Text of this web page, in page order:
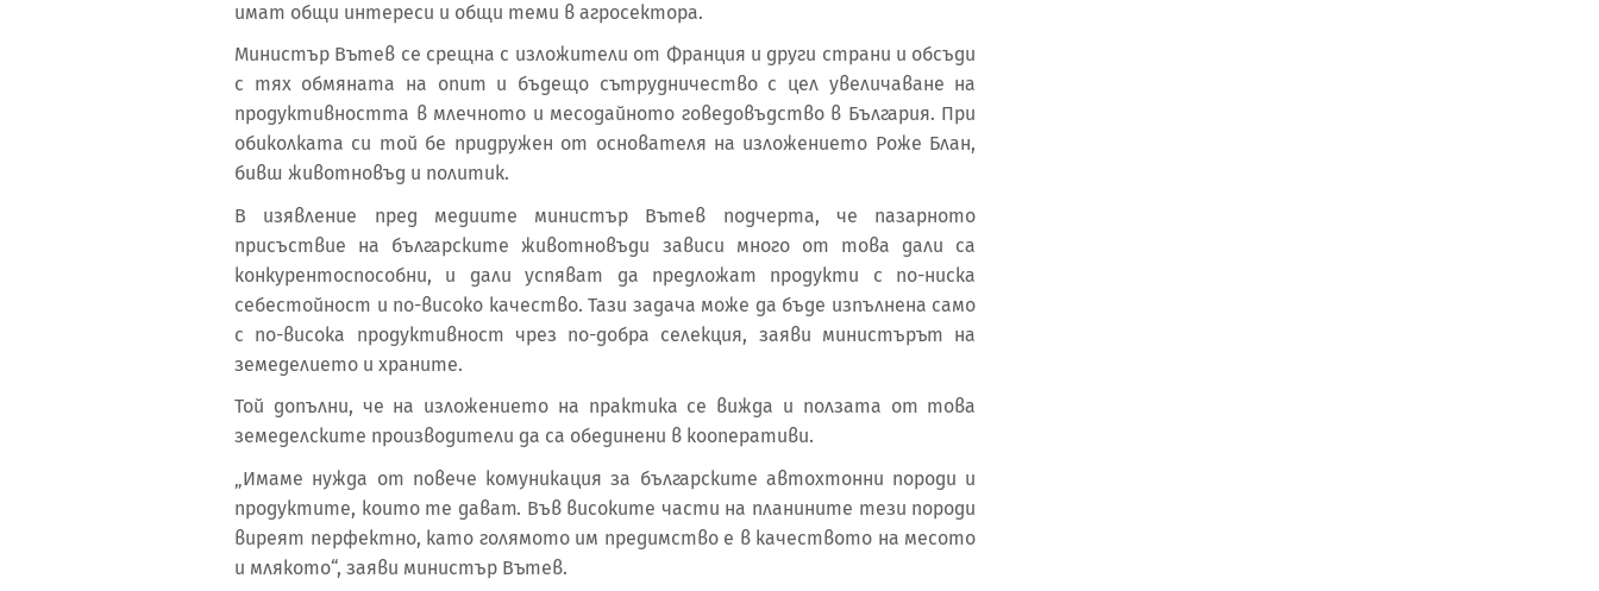
имат общи интереси и общи теми в агросектора.
Министър Вътев се срещна с изложители от Франция и други страни и обсъди
с тях обмяната на опит и бъдещо сътрудничество с цел увеличаване на
продуктивността в млечното и месодайното говедовъдство в България. При
обиколката си той бе придружен от основателя на изложението Роже Блан,
бивш животновъд и политик.
В изявление пред медиите министър Вътев подчерта, че пазарното
присъствие на българските животновъди зависи много от това дали са
конкурентоспособни, и дали успяват да предложат продукти с по-ниска
себестойност и по-високо качество. Тази задача може да бъде изпълнена само
с по-висока продуктивност чрез по-добра селекция, заяви министърът на
земеделието и храните.
Той допълни, че на изложението на практика се вижда и ползата от това
земеделските производители да са обединени в кооперативи.
„Имаме нужда от повече комуникация за българските автохтонни породи и
продуктите, които те дават. Във високите части на планините тези породи
виреят перфектно, като голямото им предимство е в качеството на месото
и млякото“, заяви министър Вътев.